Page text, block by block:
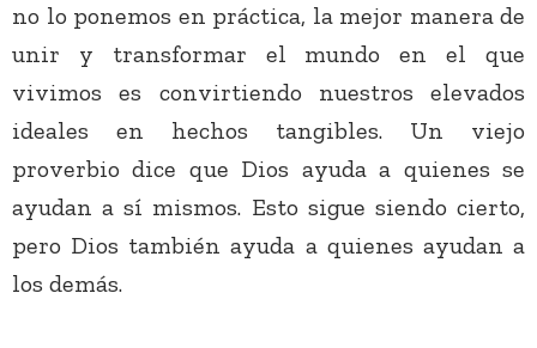
no lo ponemos en práctica, la mejor manera de
unir y transformar el mundo en el que
vivimos es convirtiendo nuestros elevados
ideales en hechos tangibles. Un viejo
proverbio dice que Dios ayuda a quienes se
ayudan a sí mismos. Esto sigue siendo cierto,
pero Dios también ayuda a quienes ayudan a
los demás.